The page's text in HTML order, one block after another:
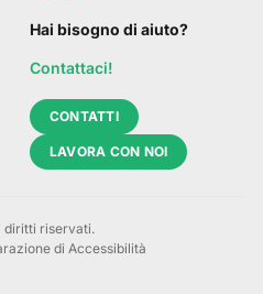
Hai bisogno di aiuto?
Contattaci!
CONTATTI
LAVORA CON NOI
diritti riservati.
di Accessibilità